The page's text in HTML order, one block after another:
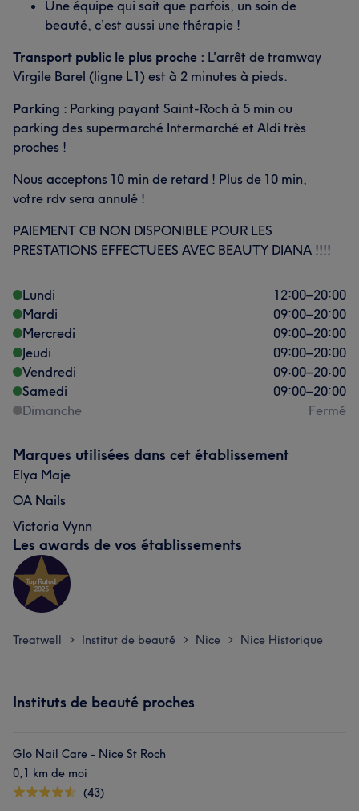
Une équipe qui sait que parfois, un soin de
beauté, c’est aussi une thérapie !
Transport public le plus proche : L'arrêt de tramway
Virgile Barel (ligne L1) est à 2 minutes à pieds.
Parking : Parking payant Saint-Roch à 5 min ou
parking des supermarché Intermarché et Aldi très
proches !
Nous acceptons 10 min de retard ! Plus de 10 min,
votre rdv sera annulé !
PAIEMENT CB NON DISPONIBLE POUR LES
PRESTATIONS EFFECTUEES AVEC BEAUTY DIANA !!!!
Lundi 12:00–20:00
Mardi
09:00–20:00
Mercredi
09:00–20:00
Jeudi
09:00–20:00
Vendredi
09:00–20:00
Samedi
09:00–20:00
Dimanche
Fermé
Marques utilisées dans cet établissement
Elya Maje
OA Nails
Victoria Vynn
Les awards de vos établissements
Treatwell > Institut de beauté > Nice > Nice Historique
Instituts de beauté proches
Glo Nail Care - Nice St Roch
0,1 km de moi
(43)